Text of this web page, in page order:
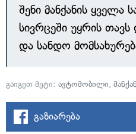
შენი მანქანის ყველა
სივრცეში უყრის
და სანდო
გაიგეთ მეტი: ავტომობილი,
გაზიარება